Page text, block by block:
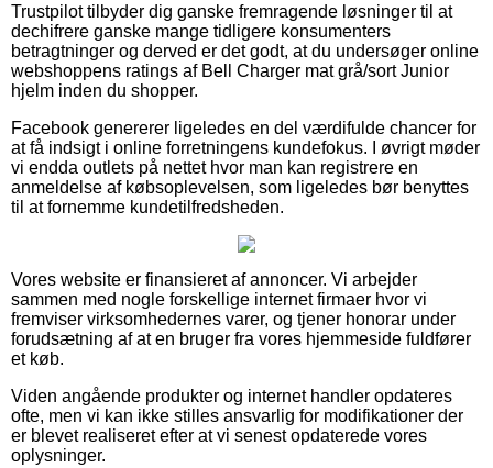
Trustpilot tilbyder dig ganske fremragende løsninger til at
dechifrere ganske mange tidligere konsumenters
betragtninger og derved er det godt, at du undersøger online
webshoppens ratings af Bell Charger mat grå/sort Junior
hjelm inden du shopper.
Facebook genererer ligeledes en del værdifulde chancer for
at få indsigt i online forretningens kundefokus. I øvrigt møder
vi endda outlets på nettet hvor man kan registrere en
anmeldelse af købsoplevelsen, som ligeledes bør benyttes
til at fornemme kundetilfredsheden.
Vores website er finansieret af annoncer. Vi arbejder
sammen med nogle forskellige internet firmaer hvor vi
fremviser virksomhedernes varer, og tjener honorar under
forudsætning af at en bruger fra vores hjemmeside fuldfører
et køb.
Viden angående produkter og internet handler opdateres
ofte, men vi kan ikke stilles ansvarlig for modifikationer der
er blevet realiseret efter at vi senest opdaterede vores
oplysninger.